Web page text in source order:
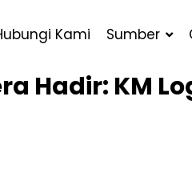
Kami Sumber
Hadir: KM